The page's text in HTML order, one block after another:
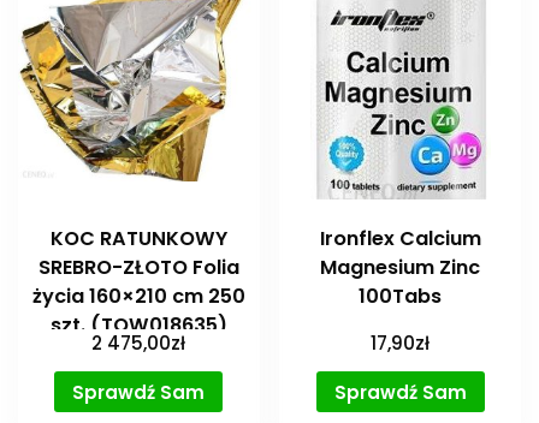
KOC RATUNKOWY
SREBRO-ZŁOTO Folia
życia 160×210 cm 250
szt. (TOW018635)
2 475,00zł
Sprawdź Sam
Ironflex Calcium
Magnesium Zinc
100Tabs
17,90zł
Sprawdź Sam